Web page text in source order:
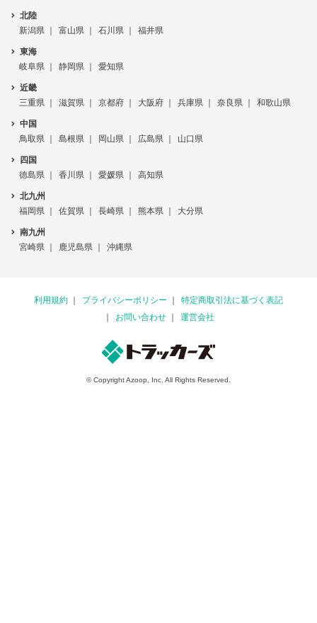
北陸
新潟県
富山県 石川県 福井県
東海
岐阜県
静岡県 愛知県
近畿
三重県
滋賀県 京都府 大阪府 兵庫県 奈良県 和歌山県
中国
鳥取県
島根県 岡山県 広島県 山口県
四国
徳島県
香川県 愛媛県 高知県
北九州
福岡県
佐賀県 長崎県 熊本県 大分県
南九州
宮崎県
鹿児島県 沖縄県
利用規約 プライバシーポリシー
特定商取引法に基づく表記
お問い合わせ
運営会社
© Copyright Azoop, Inc. All Rights Reserved.